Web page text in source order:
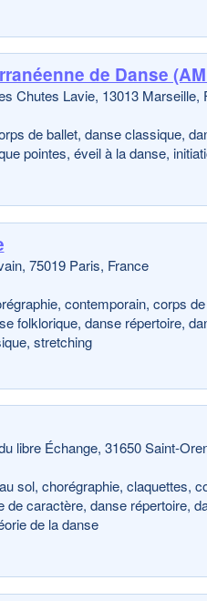
de Danse
Chutes Lavie, 13013 Marseille,
de ballet, danse classique,
pointes, éveil à la danse,
75019 Paris, France
contemporain, corps
folklorique, danse répertoire,
stretching
libre Échange, 31650 Saint-
sol, chorégraphie, claquettes,
de caractère, danse répertoire,
de la danse